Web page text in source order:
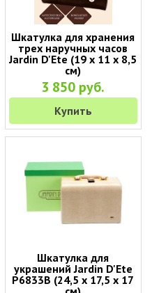
Шкатулка для хранения
трех наручных часов
Jardin D'Ete (19 х 11 х 8,5
см)
3 850 руб.
Купить
Шкатулка для
украшений Jardin D'Ete
P6833B (24,5 х 17,5 х 17